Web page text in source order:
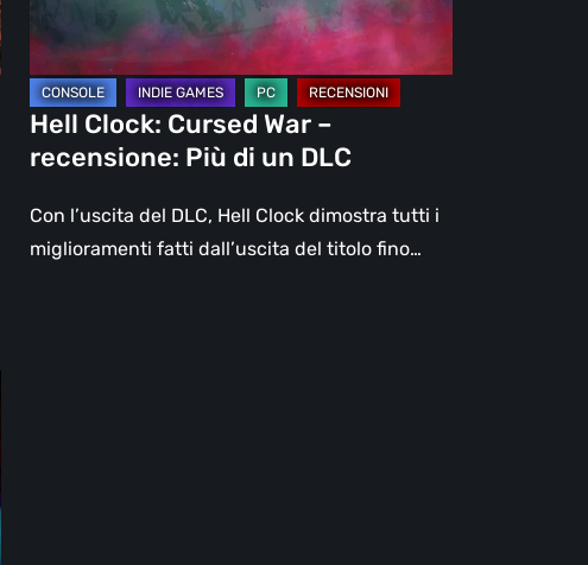
di
un
DLC
Hell Clock: Cursed War –
recensione: Più di un DLC
Con l’uscita del DLC, Hell Clock dimostra tutti i
miglioramenti fatti dall’uscita del titolo fino…